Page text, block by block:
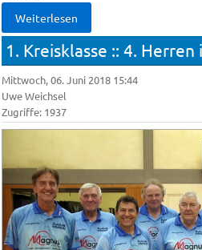
Weiterlesen
1. Kreisklasse :: 4.
Mittwoch, 06. Juni 2018 15:44
Uwe Weichsel
Zugriffe: 1937